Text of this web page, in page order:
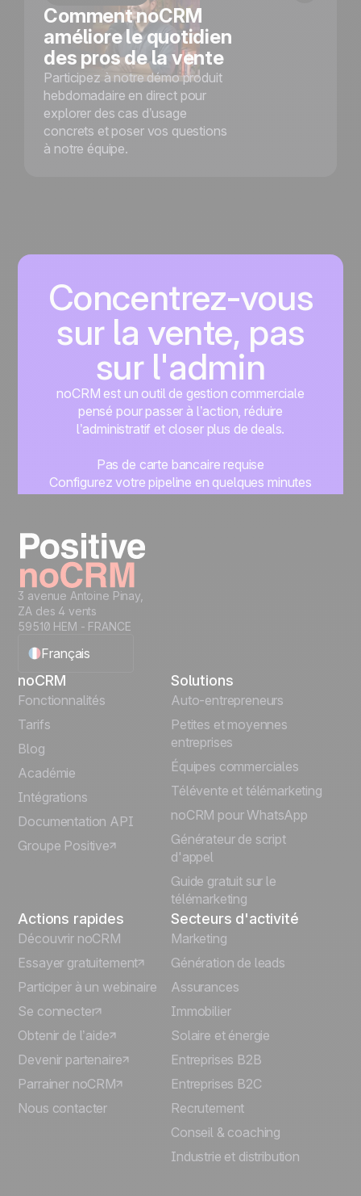
Comment noCRM
améliore le quotidien
des pros de la vente
Participez à notre démo produit
hebdomadaire en direct pour
explorer des cas d’usage
concrets et poser vos questions
à notre équipe.
Concentrez-vous
sur la vente, pas
sur l'admin
noCRM est un outil de gestion commerciale
pensé pour passer à l’action, réduire
l’administratif et closer plus de deals.
Pas de carte bancaire requise
Configurez votre pipeline en quelques minutes
3 avenue Antoine Pinay,
ZA des 4 vents
59510 HEM - FRANCE
Français
English
Español
Português
Italiano
Deutsch
noCRM
Fonctionnalités
Tarifs
Blog
Académie
Intégrations
Documentation API
Groupe Positive
Solutions
Auto-entrepreneurs
Petites et moyennes
entreprises
Équipes commerciales
Télévente et télémarketing
noCRM pour WhatsApp
Générateur de script
d'appel
Guide gratuit sur le
télémarketing
Actions rapides
Découvrir noCRM
Essayer gratuitement
Participer à un webinaire
Se connecter
Obtenir de l’aide
Devenir partenaire
Parrainer noCRM
Nous contacter
Secteurs d'activité
Marketing
Génération de leads
Assurances
Immobilier
Solaire et énergie
Entreprises B2B
Entreprises B2C
Recrutement
Conseil & coaching
Industrie et distribution